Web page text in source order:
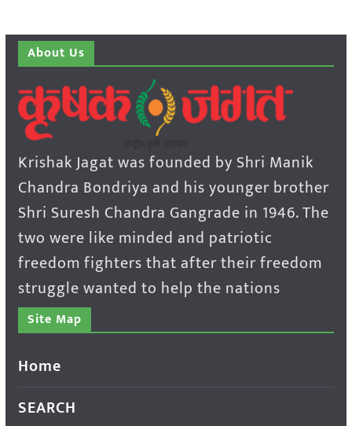
About Us
Krishak Jagat was founded by Shri Manik
Chandra Bondriya and his younger brother
Shri Suresh Chandra Gangrade in 1946. The
two were like minded and patriotic
freedom fighters that after their freedom
struggle wanted to help the nations
Site Map
Home
SEARCH